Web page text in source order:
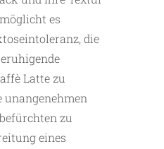
es
die
Latte zu
unangenehmen
zu
eines